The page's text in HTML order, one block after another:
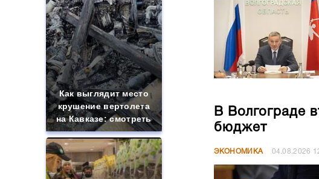
Как выглядит место
крушение вертолета
на Кавказе: смотреть
В Волгограде
бюджет
ЭКОНОМИКА 04.08.2026